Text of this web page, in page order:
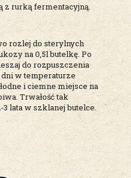
z rurką fermentacyjną.
rozlej do sterylnych
na 0,5l butelkę. Po
do rozpuszczenia
w temperaturze
i ciemne miejsce na
Trwałość tak
lata w szklanej butelce.